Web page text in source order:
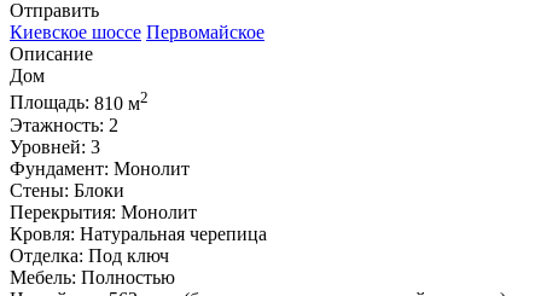
Отправить
Киевское шоссе Первомайское
Описание
Дом
Площадь: 810 м2
Этажность: 2
Уровней: 3
Фундамент: Монолит
Стены: Блоки
Перекрытия: Монолит
Кровля: Натуральная черепица
Отделка: Под ключ
Мебель: Полностью